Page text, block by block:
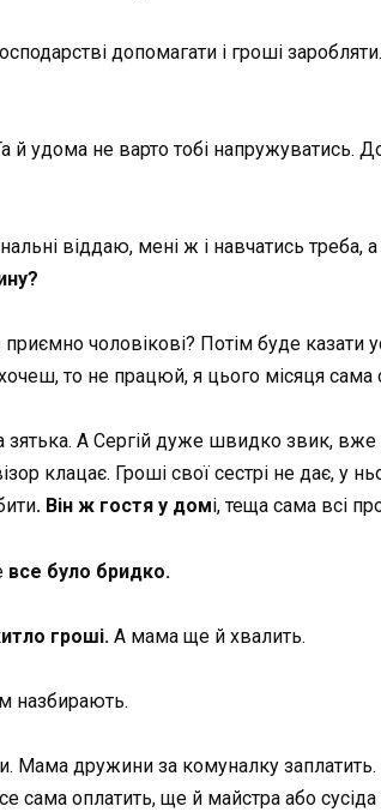
допомагати і гроші
й удома не варто тобі напружуватись.
віддаю, мені ж і навчатись треба, а
чоловікові? Потім буде казати
то не працюй, я цього місяця сама
А Сергій дуже швидко звик,
клацає. Гроші свої сестрі не дає, у
. Він ж гостя у домі, теща сама всі
все було бридко.
гроші. А мама ще й хвалить.
назбирають.
Мама дружини за комуналку заплатить.
сама оплатить, ще й майстра або